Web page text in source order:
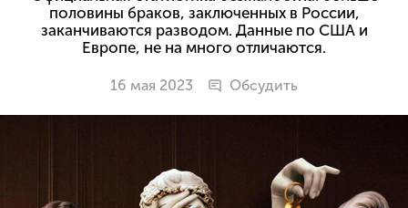
половины браков, заключенных в России,
заканчиваются разводом. Данные по США и
Европе, не на много отличаются.
16 мая 2023 Обсудить